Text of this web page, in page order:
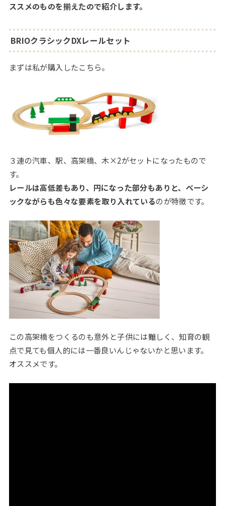
ススメのものを揃えたので紹介します。
BRIOクラシックDXレールセット
まずは私が購入したこちら。
３連の汽車、駅、高架橋、木×2がセットになったもので
す。
レールは高低差もあり、円になった部分もありと、ベーシ
ックながらも色々な要素を取り入れているのが特徴です。
この高架橋をつくるのも意外と子供には難しく、知育の観
点で見ても個人的には一番良いんじゃないかと思います。
オススメです。